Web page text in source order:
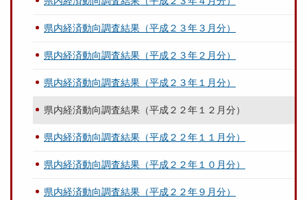
県内経済動向調査結果（平成２３年３月分）
県内経済動向調査結果（平成２３年２月分）
県内経済動向調査結果（平成２３年１月分）
県内経済動向調査結果（平成２２年１２月分）
県内経済動向調査結果（平成２２年１１月分）
県内経済動向調査結果（平成２２年１０月分）
県内経済動向調査結果（平成２２年９月分）